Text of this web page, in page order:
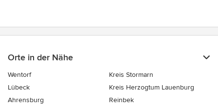
Orte in der Nähe
Wentorf
Kreis Stormarn
Lübeck
Kreis Herzogtum Lauenburg
Ahrensburg
Reinbek